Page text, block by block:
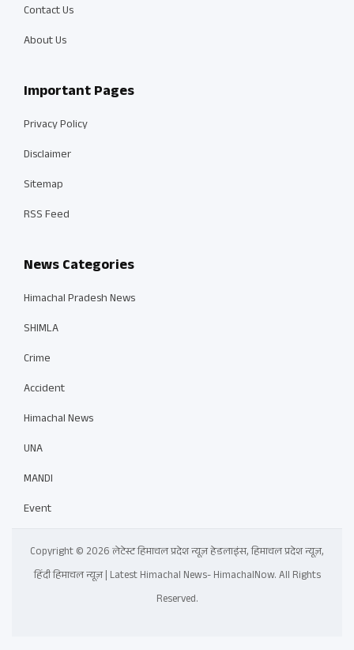
Contact Us
About Us
Important Pages
Privacy Policy
Disclaimer
Sitemap
RSS Feed
News Categories
Himachal Pradesh News
SHIMLA
Crime
Accident
Himachal News
UNA
MANDI
Event
Copyright © 2026 लेटेस्ट हिमाचल प्रदेश न्यूज़ हेडलाइंस, हिमाचल प्रदेश न्यूज़,
हिंदी हिमाचल न्यूज़ | Latest Himachal News- HimachalNow. All Rights
Reserved.